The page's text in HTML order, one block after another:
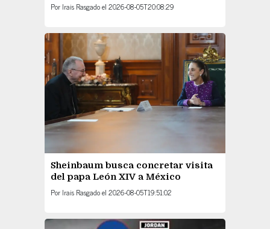
Por Irais Rasgadoel 2026-08-05T20:08:29
Sheinbaum busca concretar visita
del papa León XIV a México
Por Irais Rasgadoel 2026-08-05T19:51:02